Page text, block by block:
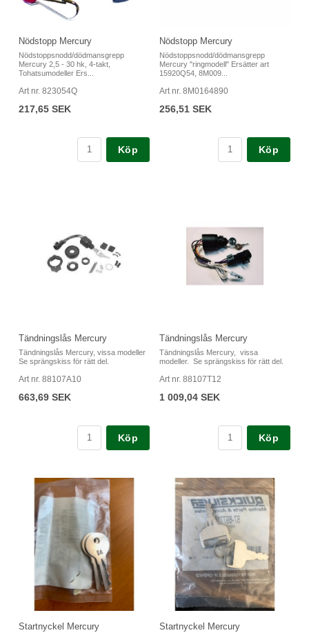
Nödstopp Mercury
Nödstoppsnodd/dödmansgrepp
Mercury 2,5 - 30 hk, 4-takt,
Tohatsumodeller Ers...
Art nr. 823054Q
217,65 SEK
Köp
Nödstopp Mercury
Nödstoppsnodd/dödmansgrepp
Mercury "ringmodell" Ersätter art
15920Q54, 8M009...
Art nr. 8M0164890
256,51 SEK
Köp
Tändningslås Mercury
Tändningslås Mercury, vissa modeller
Se sprängskiss för rätt del.
Art nr. 88107A10
663,69 SEK
Köp
Tändningslås Mercury
Tändningslås Mercury, vissa
modeller. Se sprängskiss för rätt del.
Art nr. 88107T12
1 009,04 SEK
Köp
Startnyckel Mercury Startnyckel Mercury